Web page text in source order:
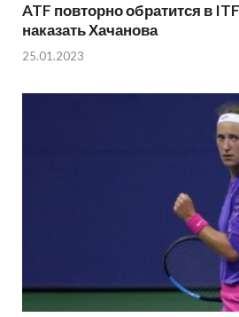
ATF повторно обратится в
наказать Хачанова
25.01.2023